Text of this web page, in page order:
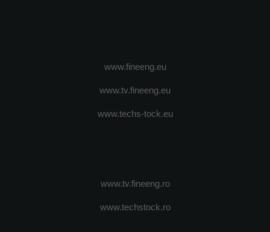
www.fineeng.eu
www.tv.fineeng.eu
www.techs-tock.eu
www.tv.fineeng.ro
www.techstock.ro